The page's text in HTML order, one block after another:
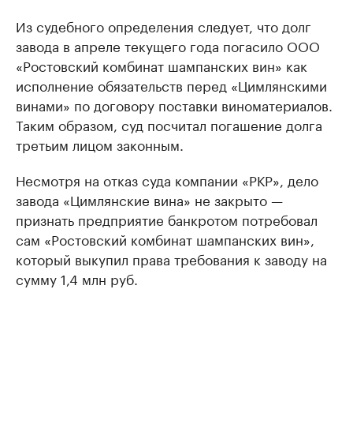
Из судебного определения следует, что долг
завода в апреле текущего года погасило ООО
«Ростовский комбинат шампанских вин» как
исполнение обязательств перед «Цимлянскими
винами» по договору поставки виноматериалов.
Таким образом, суд посчитал погашение долга
третьим лицом законным.
Несмотря на отказ суда компании «РКР», дело
завода «Цимлянские вина» не закрыто —
признать предприятие банкротом потребовал
сам «Ростовский комбинат шампанских вин»,
который выкупил права требования к заводу на
сумму 1,4 млн руб.